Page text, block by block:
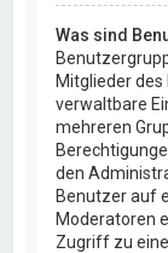
Was sind
Mitglieder
verwaltbare
mehreren
den
Benutzer auf
Moderatoren
Zugriff zu